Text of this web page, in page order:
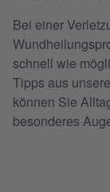
Bei einer
schnell wie
Tipps aus
können Sie
besonderes